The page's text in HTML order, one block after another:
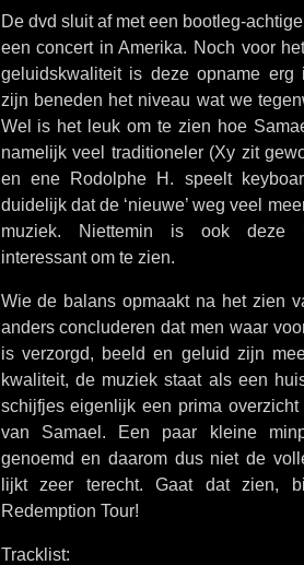
De dvd sluit af met een bootleg-
een concert in Amerika. Noch voor
geluidskwaliteit is deze opname erg
zijn beneden het niveau wat we
Wel is het leuk om te zien hoe
namelijk veel traditioneler (Xy zit
en ene Rodolphe H. speelt
duidelijk dat de ‘nieuwe’ weg veel
muziek. Niettemin is ook deze
interessant om te zien.
Wie de balans opmaakt na het zien
anders concluderen dat men waar
is verzorgd, beeld en geluid zijn
kwaliteit, de muziek staat als een
schijfjes eigenlijk een prima
van Samael. Een paar kleine
genoemd en daarom dus niet de
lijkt zeer terecht. Gaat dat zien,
Redemption Tour!
Tracklist: